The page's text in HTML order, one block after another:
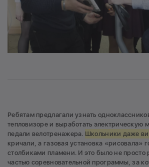
Ребятам предлагали узнать
тепловизоре и выработать электрическую
педали велотренажера. Школьники даже
кричали, а газовая установка «рисовала»
столбиками пламени. И это было не просто
частью соревновательной программы, за